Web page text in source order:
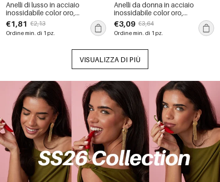
Anelli di lusso in acciaio
inossidabile color oro,
impermeabili, con pietre
preziose.
€1,81 €2,13
Ordine min. di 1 pz.
Anelli da donna in acciaio
inossidabile color oro,
impermeabili, a forma di goccia
ed ellisse, con pietre preziose.
€3,09 €3,64
Ordine min. di 1 pz.
VISUALIZZA DI PIÙ